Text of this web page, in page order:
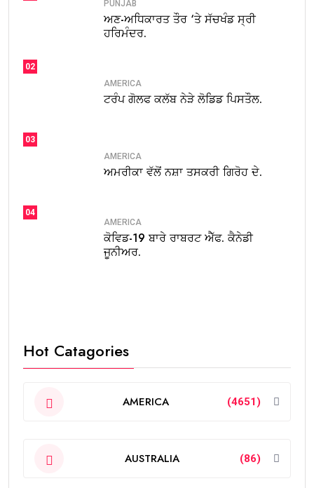
PUNJAB
ਅਣ-ਅਧਿਕਾਰਤ ਤੌਰ ‘ਤੇ ਸੱਚਖੰਡ ਸ੍ਰੀ
ਹਰਿਮੰਦਰ.
02
AMERICA
ਟਰੰਪ ਗੋਲਫ ਕਲੱਬ ਨੇੜੇ ਲੋਡਿਡ ਪਿਸਤੌਲ.
03
AMERICA
ਅਮਰੀਕਾ ਵੱਲੋਂ ਨਸ਼ਾ ਤਸਕਰੀ ਗਿਰੋਹ ਦੇ.
04
AMERICA
ਕੋਵਿਡ-19 ਬਾਰੇ ਰਾਬਰਟ ਐੱਫ. ਕੈਨੇਡੀ
ਜੂਨੀਅਰ.
Hot Catagories
AMERICA (4651)
AUSTRALIA (86)